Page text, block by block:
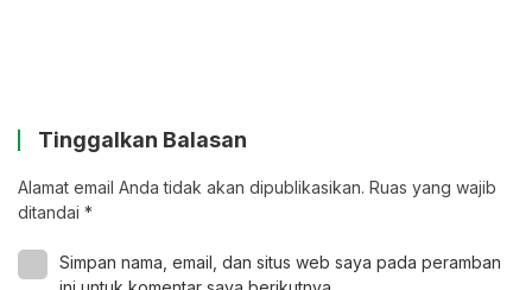
Tinggalkan Balasan
Alamat email Anda tidak akan dipublikasikan. Ruas yang wajib
ditandai *
Simpan nama, email, dan situs web saya pada peramban